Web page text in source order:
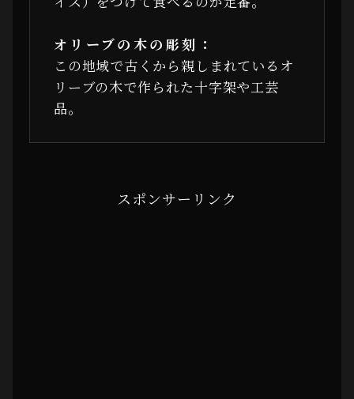
オリーブの木の彫刻：
この地域で古くから親しまれているオ
リーブの木で作られた十字架や工芸
品。
スポンサーリンク